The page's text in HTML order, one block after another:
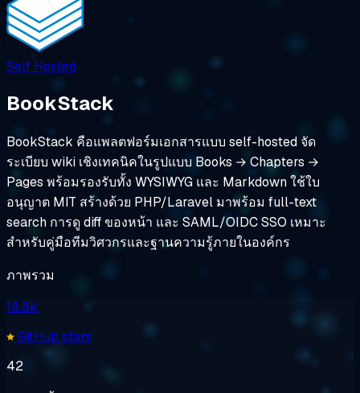
Self Hosted
BookStack
BookStack คือแพลตฟอร์มเอกสารแบบ self-hosted จัด
ระเบียบ wiki เชิงเทคนิคในรูปแบบ Books → Chapters →
Pages พร้อมรองรับทั้ง WYSIWYG และ Markdown ใช้ใบ
อนุญาต MIT สร้างด้วย PHP/Laravel มาพร้อม full-text
search การดู diff ของหน้า และ SAML/OIDC SSO เหมาะ
สำหรับคู่มือทีมวิศวกรและฐานความรู้ภายในองค์กร
ภาพรวม
18.8k
GitHub stars
42